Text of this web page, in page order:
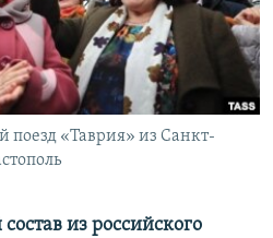
поезд «Таврия» из Санкт-
из российского